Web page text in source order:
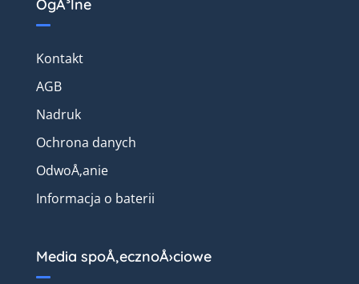
OgÃ³lne
Kontakt
AGB
Nadruk
Ochrona danych
OdwoÅ‚anie
Informacja o baterii
Media spoÅ‚ecznoÅ›ciowe